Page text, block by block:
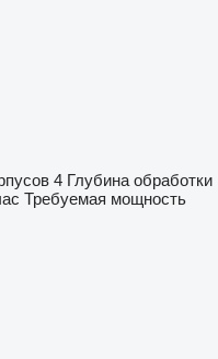
4 Глубина обработки
Требуемая мощность